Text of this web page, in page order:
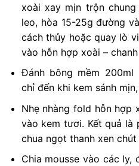
xoài xay mịn trộn
leo, hòa 15-25g đường
cách thủy hoặc quay lò
vào hỗn hợp xoài –
Đánh bông mềm
chỉ đến khi kem sánh
Nhẹ nhàng fold hỗn hợp
vào kem tươi. Kết quả là
chua ngọt thanh xen chút
Chia mousse vào các